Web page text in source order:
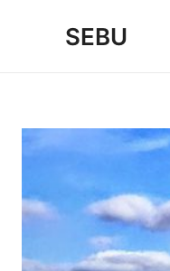
SEBU